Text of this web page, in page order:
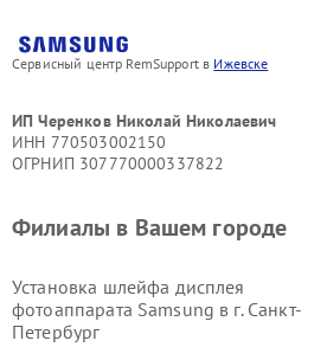
Сервисный центр RemSupport в Ижевске
ИП Черенков Николай Николаевич
ИНН 770503002150
ОГРНИП 307770000337822
Филиалы в Вашем городе
Установка шлейфа дисплея
фотоаппарата Samsung в г. Санкт-
Петербург